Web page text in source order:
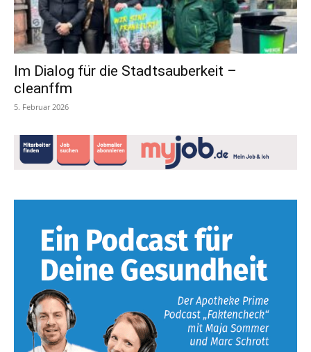
Im Dialog für die Stadtsauberkeit –
cleanffm
5. Februar 2026